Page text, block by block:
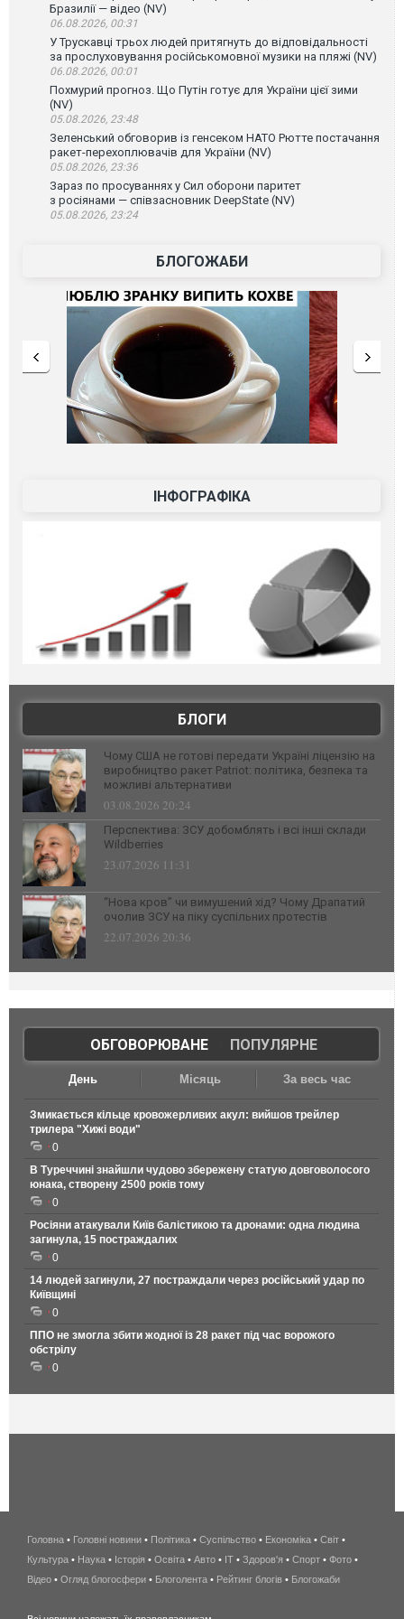
Бразилії — відео (NV)
06.08.2026, 00:31
У Трускавці трьох людей притягнуть до відповідальності
за прослуховування російськомовної музики на пляжі (NV)
06.08.2026, 00:01
Похмурий прогноз. Що Путін готує для України цієї зими
(NV)
05.08.2026, 23:48
Зеленський обговорив із генсеком НАТО Рютте постачання
ракет-перехоплювачів для України (NV)
05.08.2026, 23:36
Зараз по просуваннях у Сил оборони паритет
з росіянами — співзасновник DeepState (NV)
05.08.2026, 23:24
БЛОГОЖАБИ
ІНФОГРАФІКА
БЛОГИ
Чому США не готові передати Україні ліцензію на
виробництво ракет Patriot: політика, безпека та
можливі альтернативи
03.08.2026 20:24
Перспектива: ЗСУ добомблять і всі інші склади
Wildberries
23.07.2026 11:31
“Нова кров” чи вимушений хід? Чому Драпатий
очолив ЗСУ на піку суспільних протестів
22.07.2026 20:36
ОБГОВОРЮВАНЕ| ПОПУЛЯРНЕ
День Місяць За весь час
Змикається кільце кровожерливих акул: вийшов трейлер
трилера "Хижі води"
0
В Туреччині знайшли чудово збережену статую довговолосого
юнака, створену 2500 років тому
0
Росіяни атакували Київ балістикою та дронами: одна людина
загинула, 15 постраждалих
0
14 людей загинули, 27 постраждали через російський удар по
Київщині
0
ППО не змогла збити жодної із 28 ракет під час ворожого
обстрілу
0
беспроводной
интернет
киев
Головна • Головні новини • Політика • Суспільство • Економіка • Світ •
Культура • Наука • Історія • Освіта • Авто • IT • Здоров'я • Спорт • Фото •
Відео • Огляд блогосфери • Блоголента • Рейтинг блогів • Блогожаби